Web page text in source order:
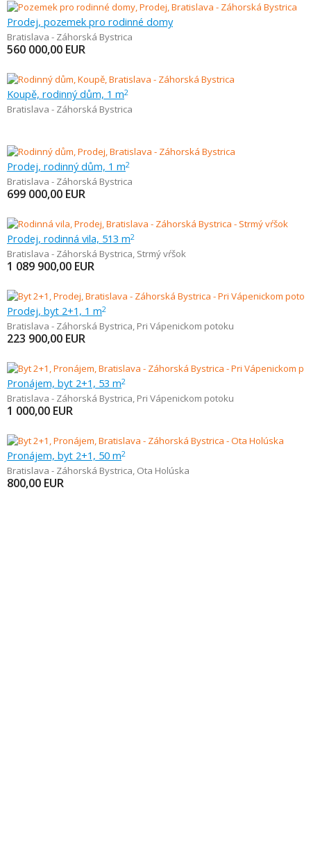
Prodej, pozemek pro rodinné domy
Bratislava - Záhorská Bystrica
560 000,00 EUR
Koupě, rodinný dům, 1 m2
Bratislava - Záhorská Bystrica
Prodej, rodinný dům, 1 m2
Bratislava - Záhorská Bystrica
699 000,00 EUR
Prodej, rodinná vila, 513 m2
Bratislava - Záhorská Bystrica, Strmý vŕšok
1 089 900,00 EUR
Prodej, byt 2+1, 1 m2
Bratislava - Záhorská Bystrica, Pri Vápenickom potoku
223 900,00 EUR
Pronájem, byt 2+1, 53 m2
Bratislava - Záhorská Bystrica, Pri Vápenickom potoku
1 000,00 EUR
Pronájem, byt 2+1, 50 m2
Bratislava - Záhorská Bystrica, Ota Holúska
800,00 EUR